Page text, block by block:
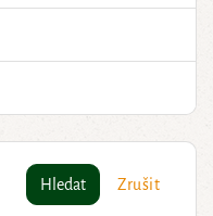
Hledat Zrušit